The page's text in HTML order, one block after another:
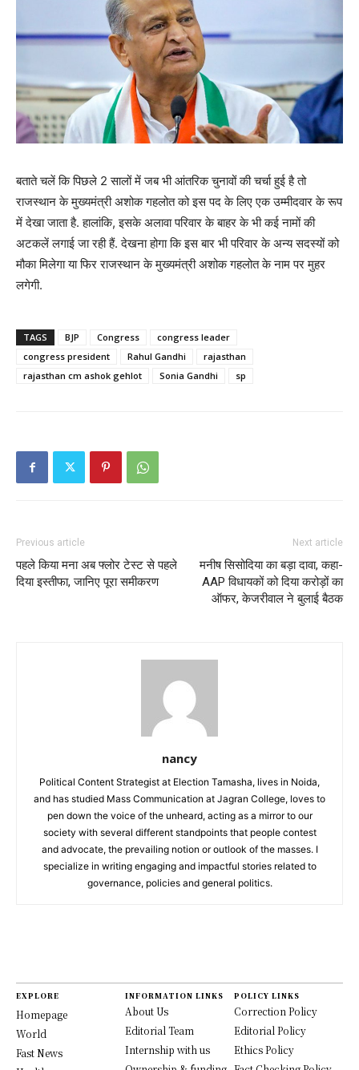
बताते चलें कि पिछले 2 सालों में जब भी आंतरिक चुनावों की चर्चा हुई है तो
राजस्थान के मुख्यमंत्री अशोक गहलोत को इस पद के लिए एक उम्मीदवार के रूप
में देखा जाता है. हालांकि, इसके अलावा परिवार के बाहर के भी कई नामों की
अटकलें लगाई जा रही हैं. देखना होगा कि इस बार भी परिवार के अन्य सदस्यों को
मौका मिलेगा या फिर राजस्थान के मुख्यमंत्री अशोक गहलोत के नाम पर मुहर
लगेगी.
TAGS BJP Congress
congress leader
congress president
Rahul Gandhi
rajasthan
rajasthan cm ashok gehlot
Sonia Gandhi sp
Previous article
पहले किया मना अब फ्लोर टेस्ट से पहले
दिया इस्तीफा, जानिए पूरा समीकरण
Next article
मनीष सिसोदिया का बड़ा दावा, कहा-
AAP विधायकों को दिया करोड़ों का
ऑफर, केजरीवाल ने बुलाई बैठक
nancy
Political Content Strategist at Election Tamasha, lives in Noida,
and has studied Mass Communication at Jagran College, loves to
pen down the voice of the unheard, acting as a mirror to our
society with several different standpoints that people contest
and advocate, the prevailing notion or outlook of the masses. I
specialize in writing engaging and impactful stories related to
governance, policies and general politics.
EXPLORE
Homepage
World
Fast News
INFORMATION LINKS
About Us
Editorial Team
Internship with us
POLICY LINKS
Correction Policy
Editorial Policy
Ethics Policy